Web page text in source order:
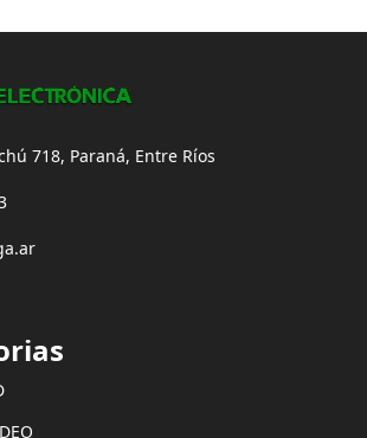
718, Paraná, Entre Ríos